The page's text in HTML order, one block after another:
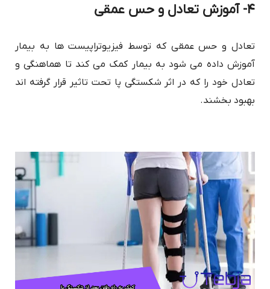
۴- آموزش تعادل و حس عمقی
تعادل و حس عمقی که توسط فیزیوتراپیست ها به بیمار
آموزش داده می شود به بیمار کمک می کند تا هماهنگی و
تعادل خود را که در اثر شکستگی پا تحت تاثیر قرار گرفته اند
بهبود بخشند.